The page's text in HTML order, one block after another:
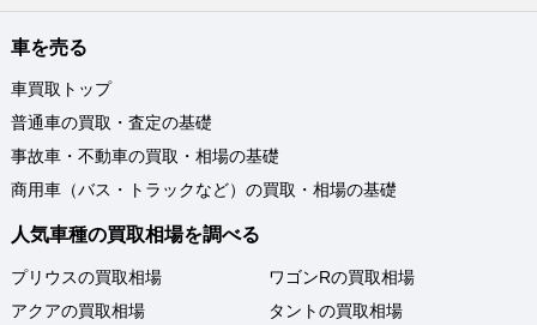
車を売る
車買取トップ
普通車の買取・査定の基礎
事故車・不動車の買取・相場の基礎
商用車（バス・トラックなど）の買取・相場の基礎
人気車種の買取相場を調べる
プリウスの買取相場
アクアの買取相場
ワゴンRの買取相場
タントの買取相場